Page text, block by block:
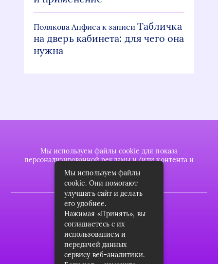
Полякова Анфиса к записиТабличка
на дверь кабинета: для чего она
нужна
Мы используем файлы cookie для показа
персонализированной рекламы и/или контента и
анализа нашего трафика.
2022 © plasttrubkomplekt.ru
Карта сайта
Контакты
О проекте
Мы используем файлы
cookie. Они помогают
улучшать сайт и делать
его удобнее.
Нажимая «Принять», вы
соглашаетесь с их
использованием и
передачей данных
сервису веб-аналитики.